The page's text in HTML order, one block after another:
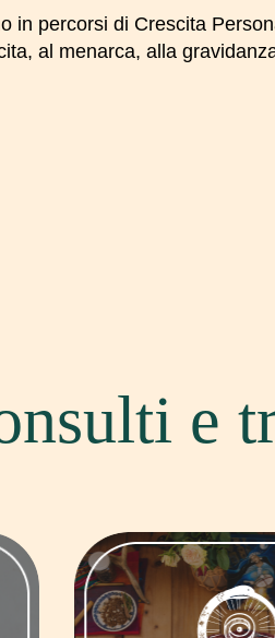
in percorsi di Crescita
al menarca, alla
e
Blassingway,
Benedizione della